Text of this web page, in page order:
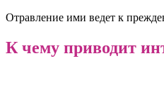
Отравление ими ведет к
К чему приводит